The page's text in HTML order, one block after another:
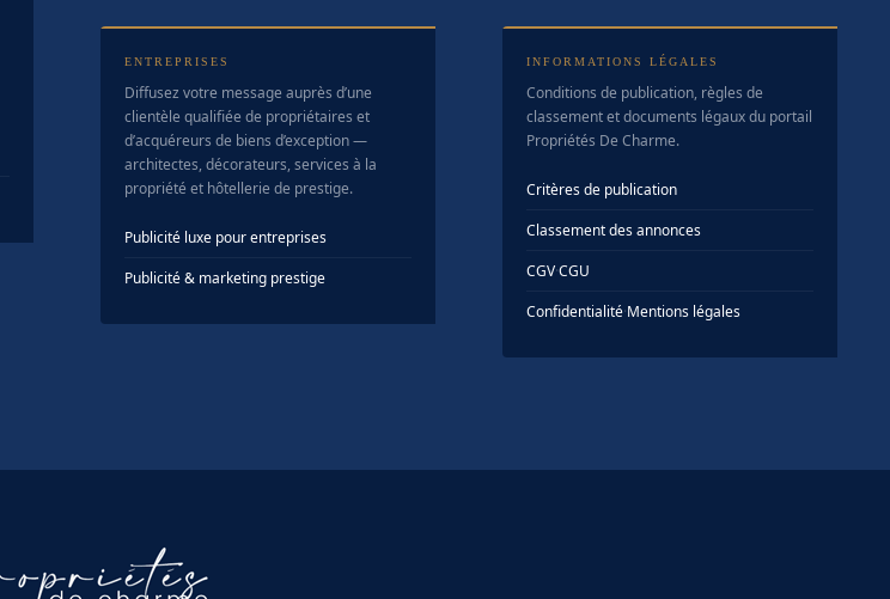
ENTREPRISES
Diffusez votre message auprès d’une
clientèle qualifiée de propriétaires et
d’acquéreurs de biens d’exception —
architectes, décorateurs, services à la
propriété et hôtellerie de prestige.
Publicité luxe pour entreprises
Publicité & marketing prestige
INFORMATIONS LÉGALES
Conditions de publication, règles de
classement et documents légaux du portail
Propriétés De Charme.
Critères de publication
Classement des annonces
CGV·CGU
Confidentialité·Mentions légales